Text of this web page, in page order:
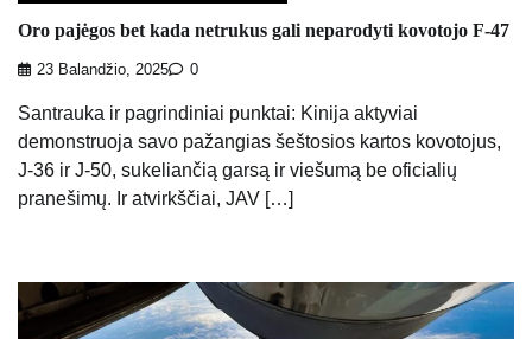
Oro pajėgos bet kada netrukus gali neparodyti kovotojo F-47
23 Balandžio, 2025 0
Santrauka ir pagrindiniai punktai: Kinija aktyviai
demonstruoja savo pažangias šeštosios kartos kovotojus,
J-36 ir J-50, sukeliančią garsą ir viešumą be oficialių
pranešimų. Ir atvirkščiai, JAV […]